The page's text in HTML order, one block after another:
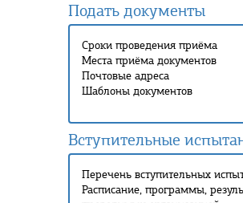
Подать документы
Сроки проведения приёма
Места приёма документов
Почтовые адреса
Шаблоны документов
Вступительные
Перечень вступительных
Расписание, программы,